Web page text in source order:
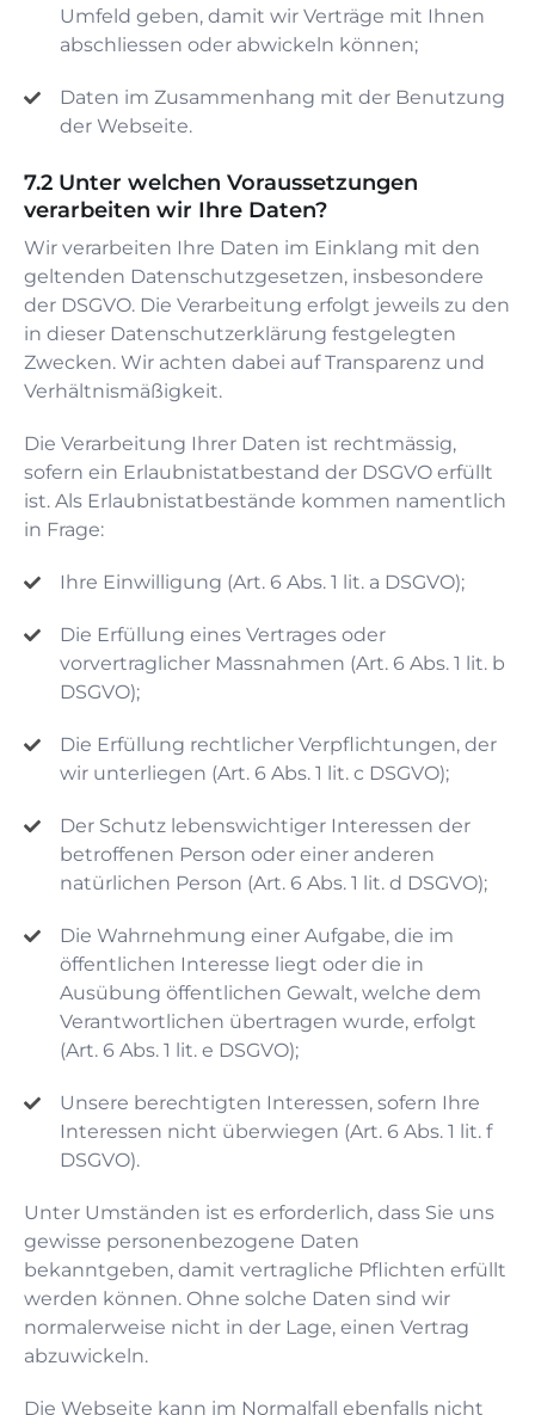
Umfeld geben, damit wir Verträge mit Ihnen
abschliessen oder abwickeln können;
Daten im Zusammenhang mit der Benutzung
der Webseite.
Unter welchen Voraussetzungen
verarbeiten wir Ihre Daten?
Wir verarbeiten Ihre Daten im Einklang mit den
geltenden Datenschutzgesetzen, insbesondere
der DSGVO. Die Verarbeitung erfolgt jeweils zu den
in dieser Datenschutzerklärung festgelegten
Zwecken. Wir achten dabei auf Transparenz und
Verhältnismäßigkeit.
Die Verarbeitung Ihrer Daten ist rechtmässig,
sofern ein Erlaubnistatbestand der DSGVO erfüllt
ist. Als Erlaubnistatbestände kommen namentlich
in Frage:
Ihre Einwilligung (Art. 6 Abs. 1 lit. a DSGVO);
Die Erfüllung eines Vertrages oder
vorvertraglicher Massnahmen (Art. 6 Abs. 1 lit. b
DSGVO);
Die Erfüllung rechtlicher Verpflichtungen, der
wir unterliegen (Art. 6 Abs. 1 lit. c DSGVO);
Der Schutz lebenswichtiger Interessen der
betroffenen Person oder einer anderen
natürlichen Person (Art. 6 Abs. 1 lit. d DSGVO);
Die Wahrnehmung einer Aufgabe, die im
öffentlichen Interesse liegt oder die in
Ausübung öffentlichen Gewalt, welche dem
Verantwortlichen übertragen wurde, erfolgt
(Art. 6 Abs. 1 lit. e DSGVO);
Unsere berechtigten Interessen, sofern Ihre
Interessen nicht überwiegen (Art. 6 Abs. 1 lit. f
DSGVO).
Unter Umständen ist es erforderlich, dass Sie uns
gewisse personenbezogene Daten
bekanntgeben, damit vertragliche Pflichten erfüllt
werden können. Ohne solche Daten sind wir
normalerweise nicht in der Lage, einen Vertrag
abzuwickeln.
Die Webseite kann im Normalfall ebenfalls nicht